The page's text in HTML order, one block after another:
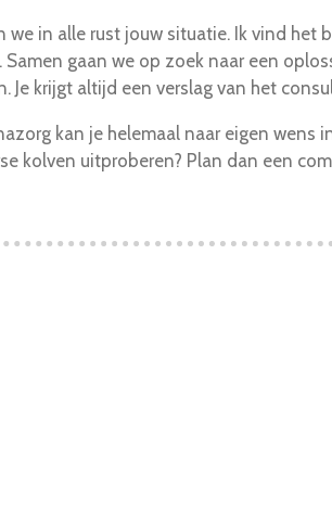
in alle rust jouw situatie. Ik vind
gaan we op zoek naar een
Je krijgt altijd een verslag van het
kan je helemaal naar eigen
kolven uitproberen? Plan dan een